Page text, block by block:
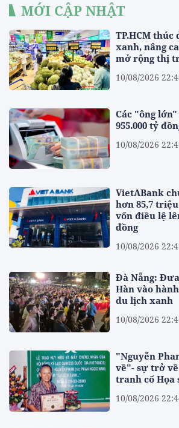
MỚI CẬP NHẬT
TP.HCM thúc
xanh, nâng
mở rộng thị
10/08/2026
Các "ông
955.000 tỷ
10/08/2026
VietABank
hơn 85,7
vốn điều lệ
đồng
10/08/2026
Đà Nẵng:
Hàn vào
du lịch xanh
10/08/2026
"Nguyễn
về"- sự trở
tranh cố Họa
10/08/2026